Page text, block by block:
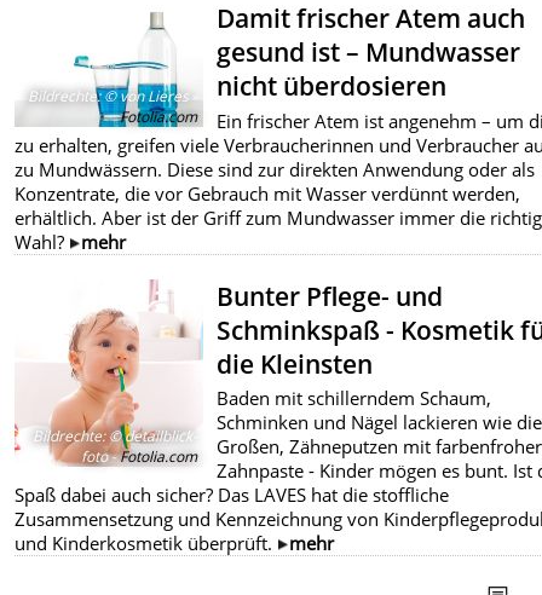
Bildrechte:© von Lieres -
Fotolia.com
Damit frischer Atem auch
gesund ist – Mundwasser
nicht überdosieren
Ein frischer Atem ist angenehm – um
zu erhalten, greifen viele Verbraucherinnen und Verbraucher
zu Mundwässern. Diese sind zur direkten Anwendung oder als
Konzentrate, die vor Gebrauch mit Wasser verdünnt werden,
erhältlich. Aber ist der Griff zum Mundwasser immer die
Wahl?
mehr
Bildrechte:© detailblick-
foto -Fotolia.com
Bunter Pflege- und
Schminkspaß - Kosmetik
die Kleinsten
Baden mit schillerndem Schaum,
Schminken und Nägel lackieren wie die
Großen, Zähneputzen mit farbenfroher
Zahnpaste - Kinder mögen es bunt. Ist
Spaß dabei auch sicher? Das LAVES hat die stoffliche
Zusammensetzung und Kennzeichnung von
und Kinderkosmetik überprüft.
mehr